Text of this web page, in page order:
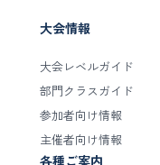
大会情報
大会レベルガイド
部門クラスガイド
参加者向け情報
主催者向け情報
各種ご案内